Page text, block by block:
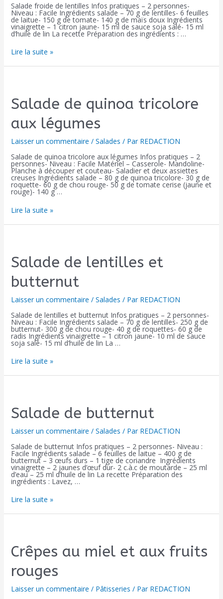
Salade froide de lentilles Infos pratiques – 2 personnes-
Niveau : Facile Ingrédients salade – 70 g de lentilles- 6 feuilles
de laitue- 150 g de tomate- 140 g de maïs doux Ingrédients
vinaigrette – 1 citron jaune- 15 ml de sauce soja salé- 15 ml
d’huile de lin La recette Préparation des ingrédients : …
Lire la suite »
Salade de quinoa tricolore
aux légumes
Laisser un commentaire / Salades / Par REDACTION
Salade de quinoa tricolore aux légumes Infos pratiques – 2
personnes- Niveau : Facile Matériel – Casserole- Mandoline-
Planche à découper et couteau- Saladier et deux assiettes
creuses Ingrédients salade – 80 g de quinoa tricolore- 30 g de
roquette- 60 g de chou rouge- 50 g de tomate cerise (jaune et
rouge)- 140 g …
Lire la suite »
Salade de lentilles et
butternut
Laisser un commentaire / Salades / Par REDACTION
Salade de lentilles et butternut Infos pratiques – 2 personnes-
Niveau : Facile Ingrédients salade – 70 g de lentilles- 250 g de
butternut- 300 g de chou rouge- 40 g de roquettes- 60 g de
radis Ingrédients vinaigrette – 1 citron jaune- 10 ml de sauce
soja salé- 15 ml d’huile de lin La …
Lire la suite »
Salade de butternut
Laisser un commentaire / Salades / Par REDACTION
Salade de butternut Infos pratiques – 2 personnes- Niveau :
Facile Ingrédients salade – 6 feuilles de laitue – 400 g de
butternut – 3 œufs durs – 1 tige de coriandre Ingrédients
vinaigrette – 2 jaunes d’œuf dur- 2 c.à.c de moutarde – 25 ml
d’eau – 25 ml d’huile de lin La recette Préparation des
ingrédients : Lavez, …
Lire la suite »
Crêpes au miel et aux fruits
rouges
Laisser un commentaire / Pâtisseries / Par REDACTION